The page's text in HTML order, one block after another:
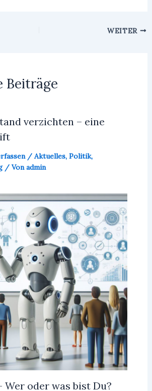
WEITER
Beiträge
verzichten – eine
/ Aktuelles, Politik,
/ Vonadmin
Wer oder was bist Du?